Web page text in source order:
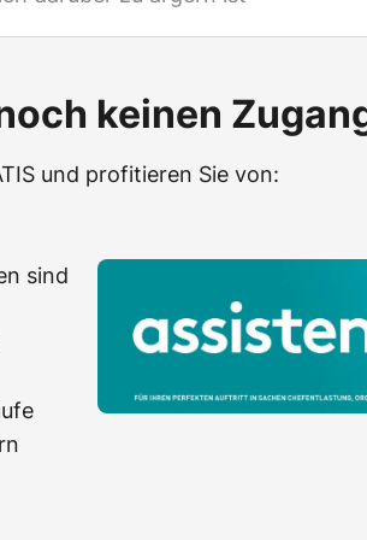
keinen
und profitieren Sie von:
sind